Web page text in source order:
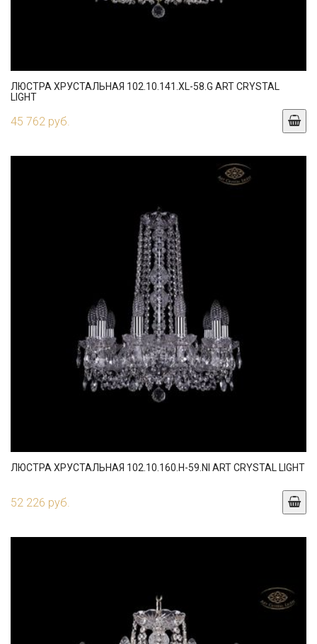
ЛЮСТРА ХРУСТАЛЬНАЯ 102.10.141.XL-58.G ART CRYSTAL
LIGHT
45 762 руб.
ЛЮСТРА ХРУСТАЛЬНАЯ 102.10.160.H-59.NI ART CRYSTAL LIGHT
52 226 руб.